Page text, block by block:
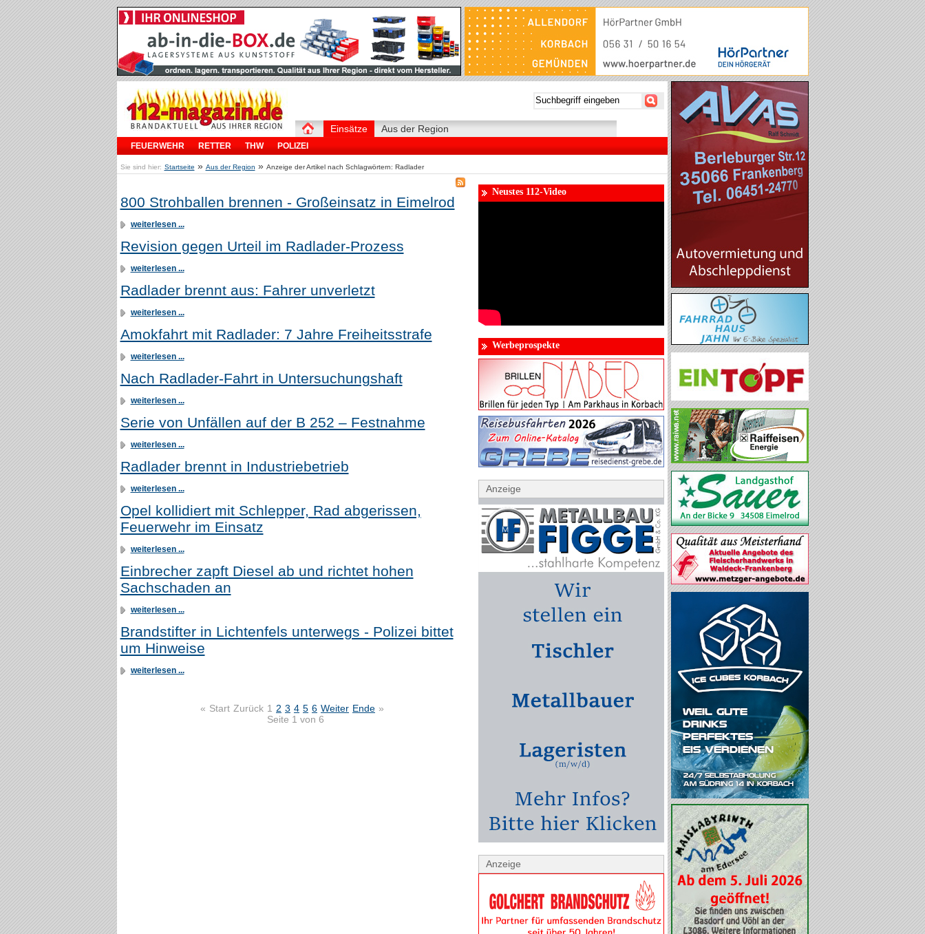
Einsätze
FEUERWEHR RETTER THW POLIZEI
Aus der Region
Sie sind hier: Startseite » Aus der Region » Anzeige der Artikel nach Schlagwörtern: Radlader
800 Strohballen brennen - Großeinsatz in Eimelrod
weiterlesen ...
Revision gegen Urteil im Radlader-Prozess
weiterlesen ...
Radlader brennt aus: Fahrer unverletzt
weiterlesen ...
Amokfahrt mit Radlader: 7 Jahre Freiheitsstrafe
weiterlesen ...
Nach Radlader-Fahrt in Untersuchungshaft
weiterlesen ...
Serie von Unfällen auf der B 252 – Festnahme
weiterlesen ...
Radlader brennt in Industriebetrieb
weiterlesen ...
Opel kollidiert mit Schlepper, Rad abgerissen,
Feuerwehr im Einsatz
weiterlesen ...
Einbrecher zapft Diesel ab und richtet hohen
Sachschaden an
weiterlesen ...
Brandstifter in Lichtenfels unterwegs - Polizei bittet
um Hinweise
weiterlesen ...
« Start Zurück 1 2 3 4 5 6 Weiter Ende »
Seite 1 von 6
Neustes 112-Video
Werbeprospekte
Anzeige
Anzeige